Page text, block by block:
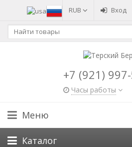
RUB Вход
+7 (921)
Часы работы
Меню
Каталог